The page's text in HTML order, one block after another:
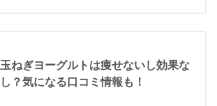
玉ねぎヨーグルトは痩せないし効果な
し？気になる口コミ情報も！